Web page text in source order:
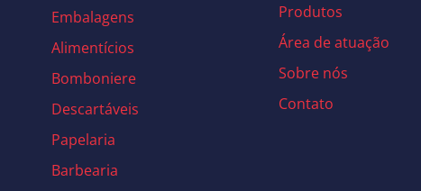
Embalagens
Alimentícios
Bomboniere
Descartáveis
Papelaria
Barbearia
Produtos
Área de atuação
Sobre nós
Contato